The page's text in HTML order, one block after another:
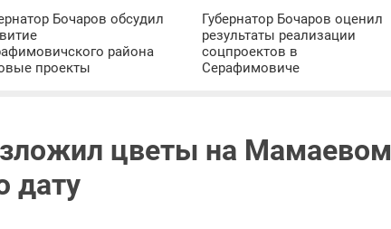
Бочаров обсудил
района
проекты
Губернатор Бочаров оценил
результаты реализации
соцпроектов в
Серафимовиче
цветы на Мамаевом
дату